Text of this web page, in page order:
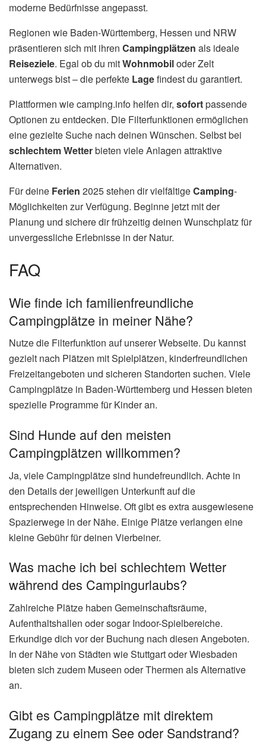
moderne Bedürfnisse angepasst.
Regionen wie Baden-Württemberg, Hessen und NRW
präsentieren sich mit ihren Campingplätzen als ideale
Reiseziele. Egal ob du mitWohnmobiloder Zelt
unterwegs bist – die perfekte Lagefindest du garantiert.
Plattformen wie camping.info helfen dir, sofortpassende
Optionen zu entdecken. Die Filterfunktionen ermöglichen
eine gezielte Suche nach deinen Wünschen. Selbst bei
schlechtem Wetterbieten viele Anlagen attraktive
Alternativen.
Für deine Ferien 2025 stehen dir vielfältigeCamping-
Möglichkeiten zur Verfügung. Beginne jetzt mit der
Planung und sichere dir frühzeitig deinen Wunschplatz für
unvergessliche Erlebnisse in der Natur.
FAQ
Wie finde ich familienfreundliche
Campingplätze in meiner Nähe?
Nutze die Filterfunktion auf unserer Webseite. Du kannst
gezielt nach Plätzen mit Spielplätzen, kinderfreundlichen
Freizeitangeboten und sicheren Standorten suchen. Viele
Campingplätze in Baden-Württemberg und Hessen bieten
spezielle Programme für Kinder an.
Sind Hunde auf den meisten
Campingplätzen willkommen?
Ja, viele Campingplätze sind hundefreundlich. Achte in
den Details der jeweiligen Unterkunft auf die
entsprechenden Hinweise. Oft gibt es extra ausgewiesene
Spazierwege in der Nähe. Einige Plätze verlangen eine
kleine Gebühr für deinen Vierbeiner.
Was mache ich bei schlechtem Wetter
während des Campingurlaubs?
Zahlreiche Plätze haben Gemeinschaftsräume,
Aufenthaltshallen oder sogar Indoor-Spielbereiche.
Erkundige dich vor der Buchung nach diesen Angeboten.
In der Nähe von Städten wie Stuttgart oder Wiesbaden
bieten sich zudem Museen oder Thermen als Alternative
an.
Gibt es Campingplätze mit direktem
Zugang zu einem See oder Sandstrand?